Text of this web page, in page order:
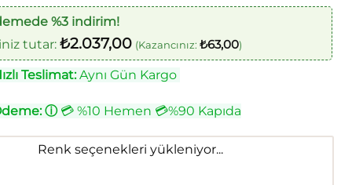
%3 indirim!
tutar: ₺2.037,00 (Kazancınız: ₺63,00)
Teslimat:Aynı Gün Kargo
ⓘ💳 %10 Hemen 💳%90 Kapıda
Renk seçenekleri yükleniyor...